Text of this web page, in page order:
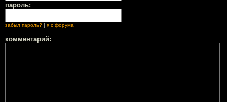
пароль:
забыл пароль? | я с форума
комментарий: